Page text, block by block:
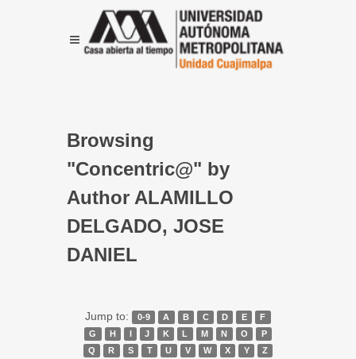
Browsing
"Concentric@" by
Author ALAMILLO
DELGADO, JOSE
DANIEL
Jump to: 0-9 A B C D E
F
G
H I J K L M N O
P
Q
R S T U V W X Y Z